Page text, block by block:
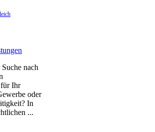
nach
Ihr
oder
In
...